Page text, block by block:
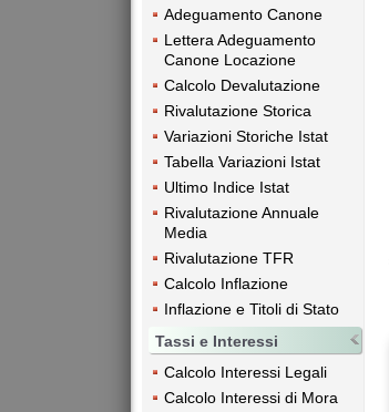
Adeguamento Canone
Lettera Adeguamento
Canone Locazione
Calcolo Devalutazione
Rivalutazione Storica
Variazioni Storiche Istat
Tabella Variazioni Istat
Ultimo Indice Istat
Rivalutazione Annuale
Media
Rivalutazione TFR
Calcolo Inflazione
Inflazione e Titoli di Stato
Tassi e Interessi
Calcolo Interessi Legali
Calcolo Interessi di Mora